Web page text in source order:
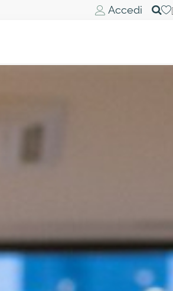
Accedi